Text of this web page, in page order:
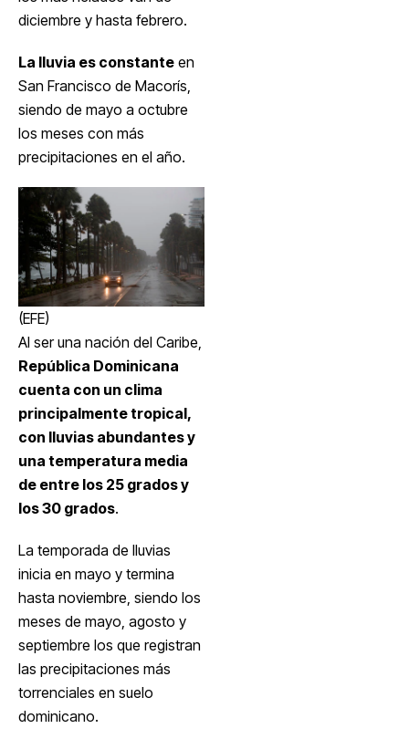
diciembre y hasta febrero.
La lluvia es constante en
San Francisco de Macorís,
siendo de mayo a octubre
los meses con más
precipitaciones en el año.
(EFE)
Al ser una nación del Caribe,
República Dominicana
cuenta con un clima
principalmente tropical,
con lluvias abundantes y
una temperatura media
de entre los 25 grados y
los 30 grados.
La temporada de lluvias
inicia en mayo y termina
hasta noviembre, siendo los
meses de mayo, agosto y
septiembre los que registran
las precipitaciones más
torrenciales en suelo
dominicano.